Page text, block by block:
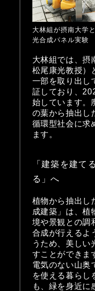
大林組が摂南大学
光合成パネル実験
大林組では、摂
松尾康光教授）
一部を取り出し
証しており、
始しています。
の葉から抽出し
循環型社会に求
ます。
「建築を建て
る」へ
植物から抽出し
成建築」は、植
境や景観との調
合成が行えるよ
うため、美しい
すことができま
電気のない山奥
を使える暮らし
も、緑を身近に